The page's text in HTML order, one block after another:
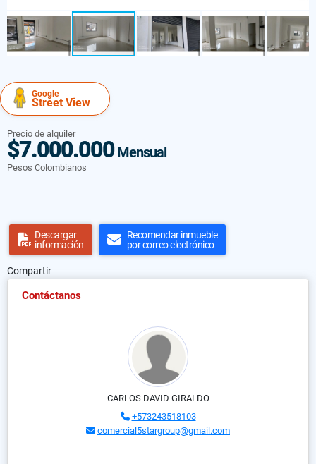
Google
Street View
Precio de alquiler
$7.000.000Mensual
Pesos Colombianos
Descargar
información
Recomendar inmueble
por correo electrónico
Compartir
Contáctanos
CARLOS DAVID GIRALDO
+573243518103
comercial5stargroup@gmail.com